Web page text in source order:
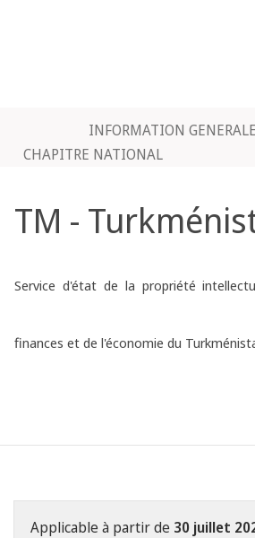
INFORMATION GENERALE
CHAPITRE NATIONAL
TM -
Service d'état de la propriété
finances et de l'économie du
Applicable à partir de 30 juillet